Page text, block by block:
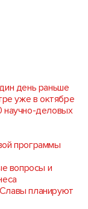
день раньше
уже в октябре
научно-деловых
программы
вопросы и
планируют